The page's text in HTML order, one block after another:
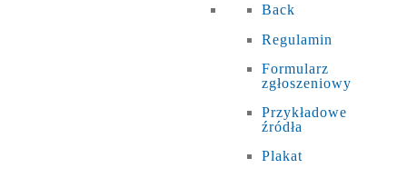
Back
Regulamin
Formularz
zgłoszeniowy
Przykładowe
źródła
Plakat